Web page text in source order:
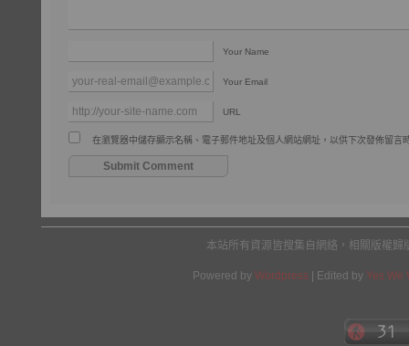
Your Name
Your Email
URL
在瀏覽器中儲存顯示名稱、電子郵件地址及個人網站網址，以供下次發佈留言
本站所有資源皆搜集自網絡，相關版權
Powered by Wordpress | Edited by Yes We